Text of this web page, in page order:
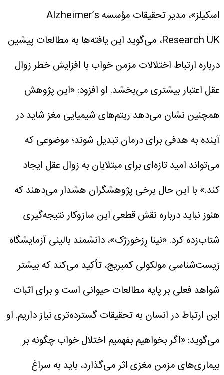
اسکیلز»، مدیر تحقیقات مؤسسه Alzheimer’s
Research UK، می‌گوید این یافته‌ها به مطالعات پیشین
درباره ارتباط اختلالات مزمن خواب با افزایش خطر زوال
عقل اعتبار بیشتری می‌بخشد. او افزود: «این پژوهش
همچنین نشان می‌دهد ریتم‌های شیمیایی مغز شاید در
آینده به هدفی برای درمان تبدیل شوند؛ موضوعی که
می‌تواند امید تازه‌ای برای مبتلایان به زوال عقل ایجاد
کند.» با این حال برخی پژوهشگران هشدار می‌دهند که
هنوز نباید درباره نقش قطعی این سازوکار نتیجه‌گیری
شتاب‌زده کرد. «نینا رِزخورژک»، دانشمند بالینی آزمایشگاه
زیست‌شناسی مولکولی کمبریج، تأکید می‌کند که بیشتر
شواهد فعلی بر پایه مطالعات حیوانی است و برای اثبات
این ارتباط در انسان به تحقیقات گسترده‌تری نیاز داریم. او
می‌گوید: «اگر بخواهیم بفهمیم اختلال خواب چگونه بر
بیماری‌های مزمن مغزی اثر می‌گذارد، باید به سراغ